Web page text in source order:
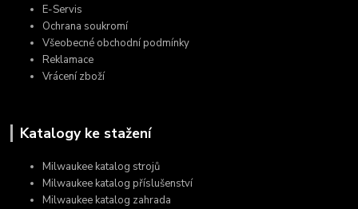
E-Servis
Ochrana soukromí
Všeobecné obchodní podmínky
Reklamace
Vrácení zboží
Katalogy ke stažení
Milwaukee katalog strojů
Milwaukee katalog příslušenství
Milwaukee katalog zahrada